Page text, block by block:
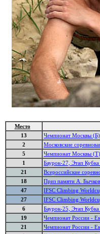
Место
13
Чемпионат Москвы
2
Московские
5
Чемпионат Москвы
1
Баурок-27, Этап
21
Всероссийские
18
Приз памяти А.
47
IFSC Climbing
27
IFSC Climbing
6
Баурок-25, Этап
19
Чемпионат России -
21
Чемпионат России -